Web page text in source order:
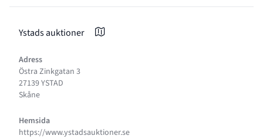
Ystads auktioner
Adress
Östra Zinkgatan 3
27139 YSTAD
Skåne
Hemsida
https://www.ystadsauktioner.se